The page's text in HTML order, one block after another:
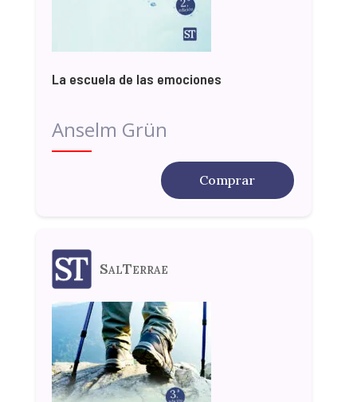
La escuela de las emociones
Anselm Grün
Comprar
SalTerrae